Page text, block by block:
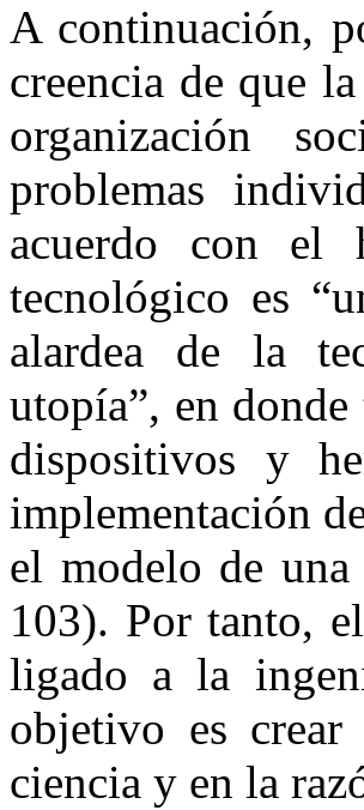
A continuación,
creencia de que
organización
problemas
acuerdo con el
tecnológico es
alardea de la
utopía”, en
dispositivos y
implementación
el modelo de
103). Por tanto,
ligado a la
objetivo es crear
ciencia y en la